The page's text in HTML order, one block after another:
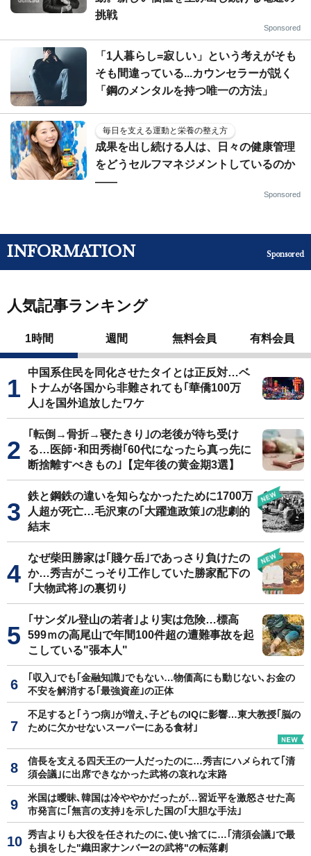
挑戦
Sponsored
「1人暮らし=寂しい」という考えがそも
そも間違っている...カウンセラーが説く
「鋼のメンタルを持つ唯一の方法」
毎日を支える運動と栄養の整え方
成果を出し続ける人は、日々の健康管理
をどうセルフマネジメントしているのか
——
Sponsored
INFORMATION Sponsored
人気記事ランキング
1時間 週間 無料会員 有料会員
中国系住民を同化させたタイとは正反対…ベ
トナムが各国から非難されても｢華僑100万
人｣を国外追放したワケ
｢転倒→骨折→寝たきり｣の老後が待ち受け
る…医師･和田秀樹｢60代になったら真っ先に
断捨離すべきもの｣【定年後の黄金期3選】
鉄と鋼鉄の違いを知らなかったために1700万
人超が死亡…毛沢東の｢大躍進政策｣の悲劇的
結末
なぜ柴田勝家は｢賤ケ岳｣であっさり負けたの
か…秀吉がこっそり工作していた勝家配下の
｢大物武将｣の裏切り
｢サンダル登山の若者｣より実は危険…標高
599ｍの高尾山で年間100件超の遭難事故を起
こしている"張本人"
｢収入｣でも｢金融知識｣でもない…物価高にも動じない､お金の
不安を解消する｢最強資産｣の正体
不足すると｢うつ病｣が増え､子どものIQに影響…東大教授｢脳の
ために欠かせないスーパーにある食材｣
信長を支える四天王の一人だったのに…秀吉にハメられて｢清
須会議｣に出席できなかった武将の哀れな末路
米国は曖昧､韓国は冷ややかだったが…習近平を激怒させた高
市発言に｢無言の支持｣を示した国の｢大胆な手法｣
秀吉よりも大役を任されたのに､使い捨てに…｢清須会議｣で最
も損をした"織田家ナンバー2の武将"の転落劇